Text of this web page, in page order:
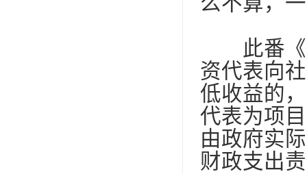
此番《
资代表向
低收益的
代表为项
由政府实
财政支出